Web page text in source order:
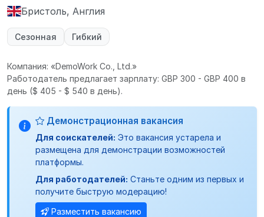
Бристоль, Англия
Сезонная Гибкий
Компания: «DemoWork Co., Ltd.»
Работодатель предлагает зарплату: GBP 300 - GBP 400 в
день ($ 405 - $ 540 в день).
Демонстрационная вакансия
Для соискателей: Это вакансия устарела и
размещена для демонстрации возможностей
платформы.
Для работодателей: Станьте одним из первых и
получите быструю модерацию!
Разместить вакансию